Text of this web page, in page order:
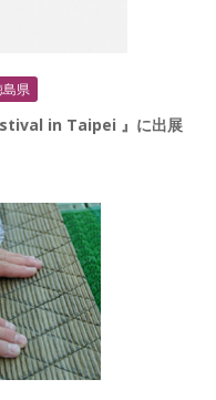
島県
in Taipei 』に出展